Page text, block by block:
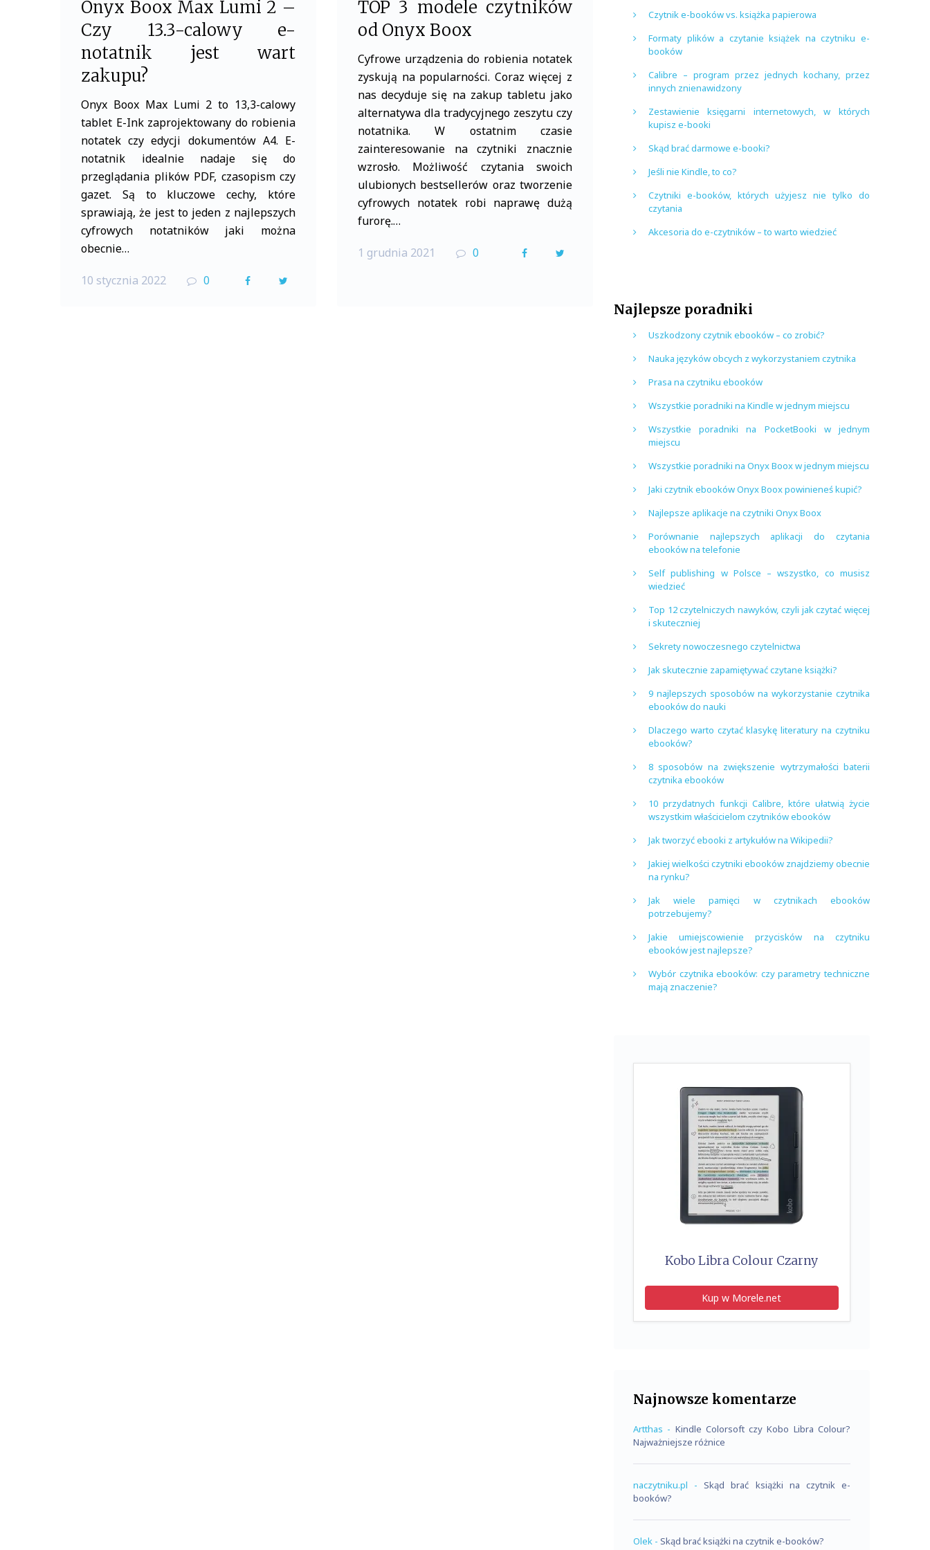
Onyx Boox Max Lumi 2 –
Czy 13.3-calowy e-
notatnik jest wart
zakupu?
Onyx Boox Max Lumi 2 to 13,3-calowy
tablet E-Ink zaprojektowany do robienia
notatek czy edycji dokumentów A4. E-
notatnik idealnie nadaje się do
przeglądania plików PDF, czasopism czy
gazet. Są to kluczowe cechy, które
sprawiają, że jest to jeden z najlepszych
cyfrowych notatników jaki można
obecnie…
10 stycznia 2022 0
F
TOP 3 modele czytników
od Onyx Boox
Cyfrowe urządzenia do robienia notatek
zyskują na popularności. Coraz więcej z
nas decyduje się na zakup tabletu jako
alternatywa dla tradycyjnego zeszytu czy
notatnika. W ostatnim czasie
zainteresowanie na czytniki znacznie
wzrosło. Możliwość czytania swoich
ulubionych bestsellerów oraz tworzenie
cyfrowych notatek robi naprawę dużą
furorę.…
1 grudnia 2021 0
F
Czytnik e-booków vs. książka papierowa
Formaty plików a czytanie książek na czytniku e-
booków
Calibre – program przez jednych kochany, przez
innych znienawidzony
Zestawienie księgarni internetowych, w których
kupisz e-booki
Skąd brać darmowe e-booki?
Jeśli nie Kindle, to co?
Czytniki e-booków, których użyjesz nie tylko do
czytania
Akcesoria do e-czytników – to warto wiedzieć
Najlepsze poradniki
Uszkodzony czytnik ebooków – co zrobić?
Nauka języków obcych z wykorzystaniem czytnika
Prasa na czytniku ebooków
Wszystkie poradniki na Kindle w jednym miejscu
Wszystkie poradniki na PocketBooki w jednym
miejscu
Wszystkie poradniki na Onyx Boox w jednym miejscu
Jaki czytnik ebooków Onyx Boox powinieneś kupić?
Najlepsze aplikacje na czytniki Onyx Boox
Porównanie najlepszych aplikacji do czytania
ebooków na telefonie
Self publishing w Polsce – wszystko, co musisz
wiedzieć
Top 12 czytelniczych nawyków, czyli jak czytać więcej
i skuteczniej
Sekrety nowoczesnego czytelnictwa
Jak skutecznie zapamiętywać czytane książki?
9 najlepszych sposobów na wykorzystanie czytnika
ebooków do nauki
Dlaczego warto czytać klasykę literatury na czytniku
ebooków?
8 sposobów na zwiększenie wytrzymałości baterii
czytnika ebooków
10 przydatnych funkcji Calibre, które ułatwią życie
wszystkim właścicielom czytników ebooków
Jak tworzyć ebooki z artykułów na Wikipedii?
Jakiej wielkości czytniki ebooków znajdziemy obecnie
na rynku?
Jak wiele pamięci w czytnikach ebooków
potrzebujemy?
Jakie umiejscowienie przycisków na czytniku
ebooków jest najlepsze?
Wybór czytnika ebooków: czy parametry techniczne
mają znaczenie?
Kobo Libra Colour Czarny
Kup w Morele.net
Najnowsze komentarze
Artthas - Kindle Colorsoft czy Kobo Libra Colour?
Najważniejsze różnice
naczytniku.pl - Skąd brać książki na czytnik e-
booków?
Olek - Skąd brać książki na czytnik e-booków?